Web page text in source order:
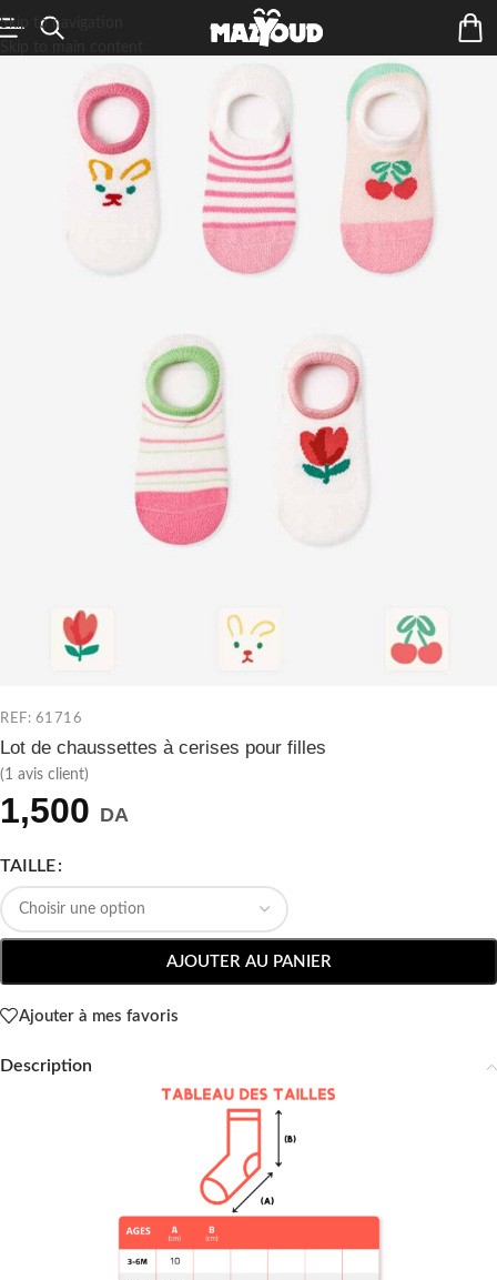
Skip to navigation
REF: 61716
Lot de chaussettes à cerises pour filles
(1 avis client)
1,500 DA
TAILLE
AJOUTER AU PANIER
Ajouter à mes favoris
Description